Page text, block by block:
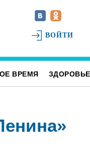
ВОЙТИ
ВРЕМЯ ЗДОРОВЬЕ